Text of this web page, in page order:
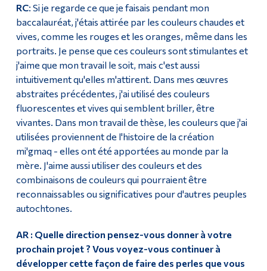
RC: Si je regarde ce que je faisais pendant mon
baccalauréat, j'étais attirée par les couleurs chaudes et
vives, comme les rouges et les oranges, même dans les
portraits. Je pense que ces couleurs sont stimulantes et
j'aime que mon travail le soit, mais c'est aussi
intuitivement qu'elles m'attirent. Dans mes œuvres
abstraites précédentes, j'ai utilisé des couleurs
fluorescentes et vives qui semblent briller, être
vivantes. Dans mon travail de thèse, les couleurs que j'ai
utilisées proviennent de l'histoire de la création
mi'gmaq - elles ont été apportées au monde par la
mère. J'aime aussi utiliser des couleurs et des
combinaisons de couleurs qui pourraient être
reconnaissables ou significatives pour d'autres peuples
autochtones.
AR : Quelle direction pensez-vous donner à votre
prochain projet ? Vous voyez-vous continuer à
développer cette façon de faire des perles que vous